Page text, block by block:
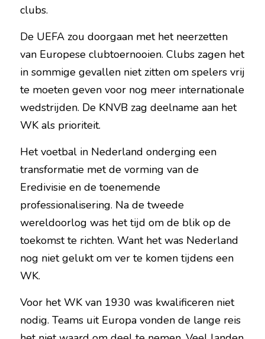
clubs.
De UEFA zou doorgaan met het neerzetten
van Europese clubtoernooien. Clubs zagen het
in sommige gevallen niet zitten om spelers vrij
te moeten geven voor nog meer internationale
wedstrijden. De KNVB zag deelname aan het
WK als prioriteit.
Het voetbal in Nederland onderging een
transformatie met de vorming van de
Eredivisie en de toenemende
professionalisering. Na de tweede
wereldoorlog was het tijd om de blik op de
toekomst te richten. Want het was Nederland
nog niet gelukt om ver te komen tijdens een
WK.
Voor het WK van 1930 was kwalificeren niet
nodig. Teams uit Europa vonden de lange reis